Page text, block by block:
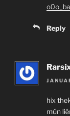
Reply
hix
mún